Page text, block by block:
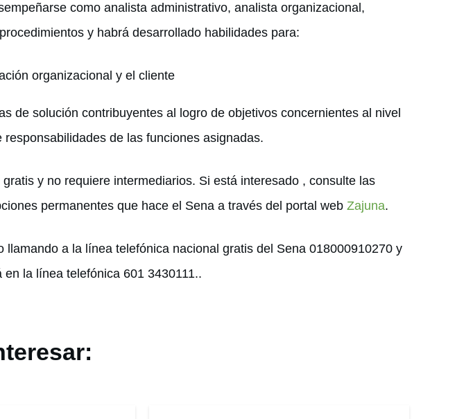
como analista administrativo, analista organizacional,
y habrá desarrollado habilidades para:
organizacional y el cliente
de solución contribuyentes al logro de objetivos concernientes al nivel
responsabilidades de las funciones asignadas.
y no requiere intermediarios. Si está interesado , consulte las
permanentes que hace el Sena a través del portal webZajuna.
llamando a la línea telefónica nacional gratis del Sena 018000910270 y
la línea telefónica 601 3430111..